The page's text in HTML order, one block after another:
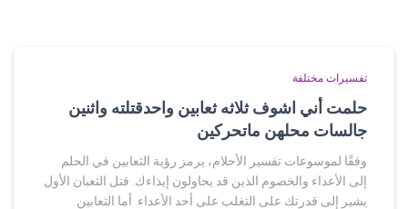
تفسيرات مختلفة
حلمت أني اشوف ثلاثه ثعابين واحدقتلته واثنين
جالسات محلهن ماتحركين
وفقًا لموسوعات تفسير الأحلام، يرمز رؤية الثعابين في الحلم
إلى الأعداء والخصوم الذين قد يحاولون إيذاءك. قتل الثعبان الأول
يشير إلى قدرتك على التغلب على أحد الأعداء. أما الثعابين